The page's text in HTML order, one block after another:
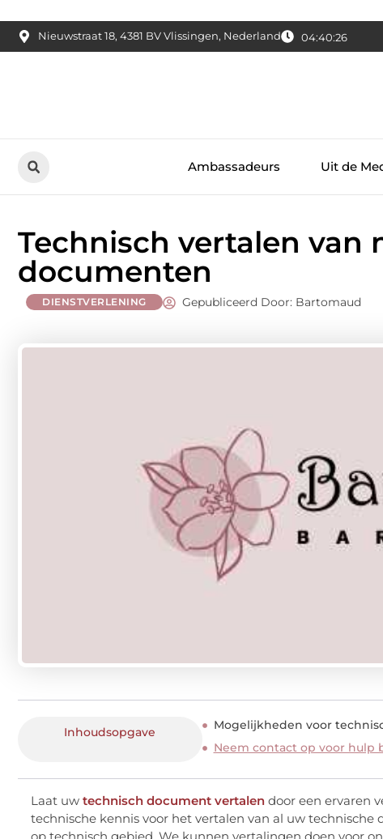
Technisch vertalen van
documenten
DIENSTVERLENING Gepubliceerd Door: Bartomaud
Inhoudsopgave
Mogelijkheden voor
Neem contact op voor hulp
Laat uw technisch document vertalen door een ervaren
technische kennis voor het vertalen van al uw